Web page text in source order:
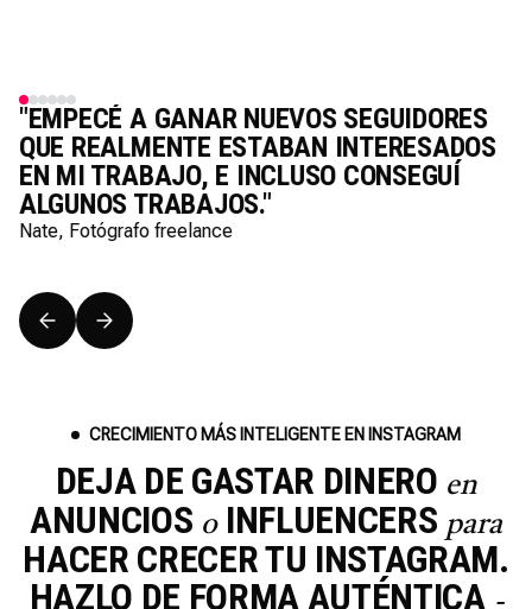
"EMPECÉ A GANAR NUEVOS SEGUIDORES
QUE REALMENTE ESTABAN INTERESADOS
EN MI TRABAJO, E INCLUSO CONSEGUÍ
ALGUNOS TRABAJOS."
Nate, Fotógrafo freelance
CRECIMIENTO MÁS INTELIGENTE EN INSTAGRAM
DEJA DE GASTAR DINERO en
ANUNCIOS oINFLUENCERS para
HACER CRECER TU INSTAGRAM.
HAZLO DE FORMA AUTÉNTICA